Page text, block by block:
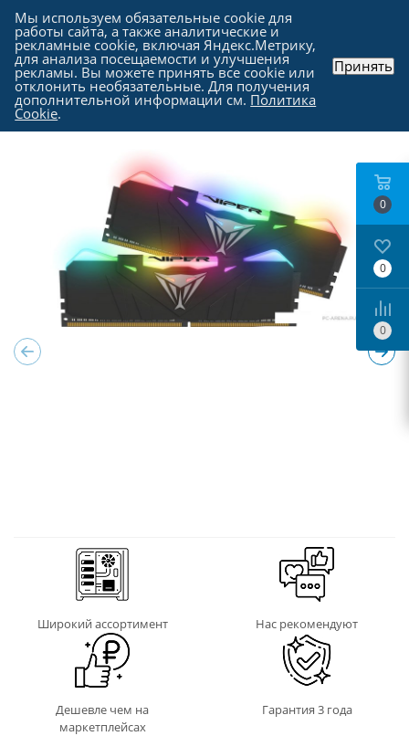
Каталог - Комплектующие для компьютера
Оперативная память
Широкий ассортимент Нас рекомендуют
Дешевле чем на
маркетплейсах
Гарантия 3 года
0
0
0
Мы используем обязательные cookie для
работы сайта, а также аналитические и
рекламные cookie, включая Яндекс.Метрику,
для анализа посещаемости и улучшения
рекламы. Вы можете принять все cookie или
отклонить необязательные. Для получения
дополнительной информации см. Политика
Cookie.
Принять